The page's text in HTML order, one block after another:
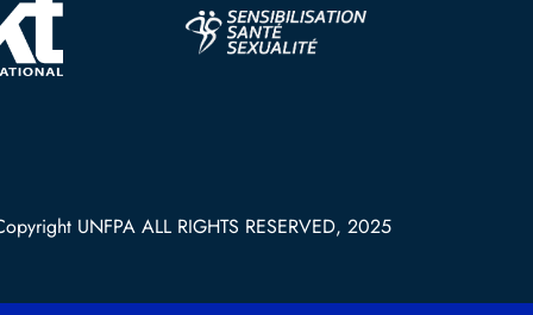
UNFPA ALL RIGHTS RESERVED, 2025